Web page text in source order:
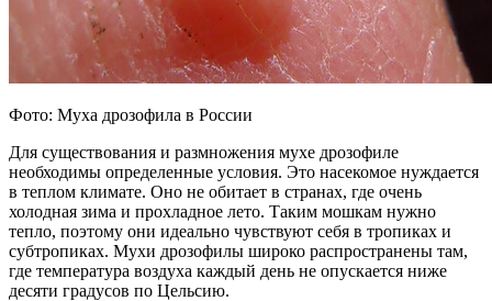
Фото: Муха дрозофила в России
Для существования и размножения мухе дрозофиле
необходимы определенные условия. Это насекомое нуждается
в теплом климате. Оно не обитает в странах, где очень
холодная зима и прохладное лето. Таким мошкам нужно
тепло, поэтому они идеально чувствуют себя в тропиках и
субтропиках. Мухи дрозофилы широко распространены там,
где температура воздуха каждый день не опускается ниже
десяти градусов по Цельсию.